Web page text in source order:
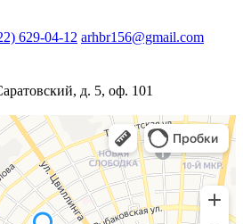
629-04-12 arhbr156@gmail.com
д. 5, оф. 101